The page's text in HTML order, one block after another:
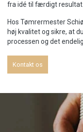
fra idé til færdigt resultat.
Hos Tømrermester
høj kvalitet og sikre, at
processen og det
Kontakt os